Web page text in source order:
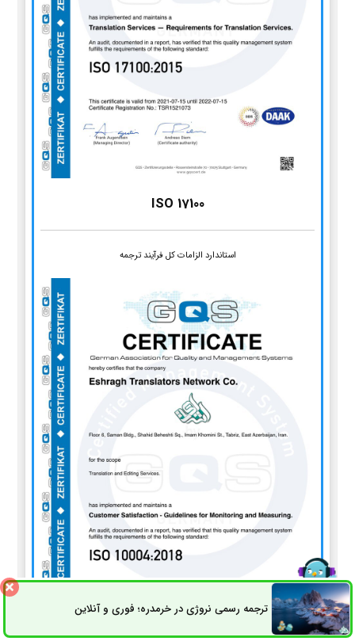
ISO 17100
استاندارد الزامات کل فرآیند ترجمه
ترجمه رسمی نروژی در خرمدره؛ فوری و آنلاینثبت سفارش راه های ارتباطی